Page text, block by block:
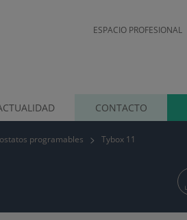
ESPACIO PROFESIONAL
CONTACTO
programables Tybox 11